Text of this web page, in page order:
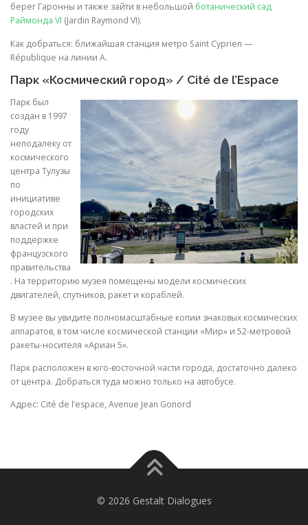
берег Гаронны и также зайти в небольшой ботанический сад
Раймонда VI (Jardin Raymond VI).
Как добраться: ближайшая станция метро Saint Cyprien —
République на линии A.
Парк «Космический город» / Cité de l’Espace
Парк был
создан в 1997
году
неподалеку от
космического
центра Тулузы
по
инициативе
городских
властей и при
поддержке
французского
правительства
. На территорию музея помещены модели космических
двигателей, спутников, ракет и кораблей.
В музее вы увидите полномасштабные копии знаковых космических
аппаратов, в том числе космической станции «Мир» и 52-метровой
ракеты-носителя «Ариан 5».
Парк расположен в юго-восточной части города, достаточно далеко
от центра. Добраться туда можно только на автобусе.
Адрес: Cité de l’espace, Avenue Jean Gonord
© 2026 Gestalt Dialogues